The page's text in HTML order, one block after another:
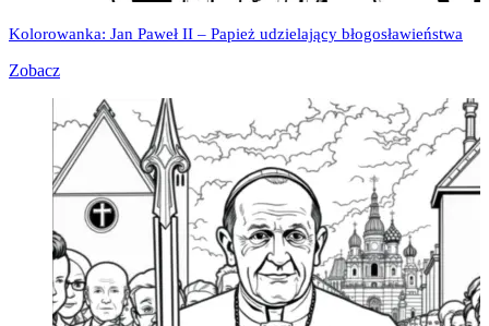
Kolorowanka: Jan Paweł II – Papież udzielający błogosławieństwa
Zobacz